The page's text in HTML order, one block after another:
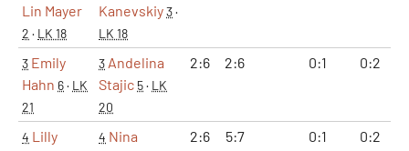
Lin Mayer
2 · LK 18
Kanevskiy3·
LK 18
3 Emily
Hahn 6· LK
21
3 Andelina
Stajic 5· LK
20
2:6 2:6 0:1 0:2
4 Lilly
4 Nina
2:6 5:7 0:1 0:2